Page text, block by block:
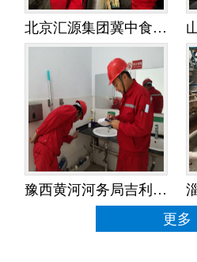
北京汇源集团冀中食品饮料有限公司——水平衡测试
豫西黄河河务局吉利黄河河务局——水平衡测试
更多